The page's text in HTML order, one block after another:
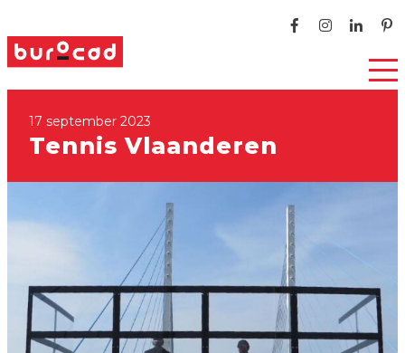
17 september 2023
Tennis Vlaanderen